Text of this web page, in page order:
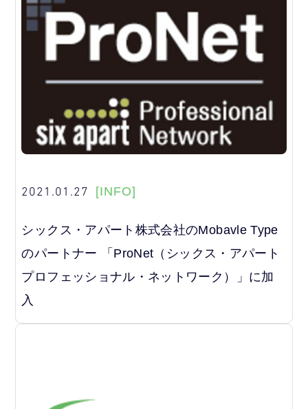
2021.01.27 [INFO]
シックス・アパート株式会社のMobavle Type
のパートナー 「ProNet（シックス・アパート
プロフェッショナル・ネットワーク）」に加
入